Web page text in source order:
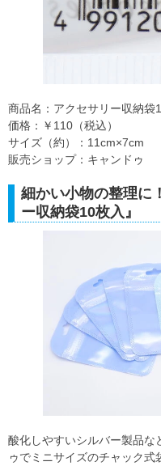
商品名：アクセサリー収納袋
価格：￥110（税込）
サイズ（約）：11cm×7cm
販売ショップ：キャンドゥ
細かい小物の整理に
ー収納袋10枚入』
酸化しやすいシルバー製品な
ゥでミニサイズのチャック